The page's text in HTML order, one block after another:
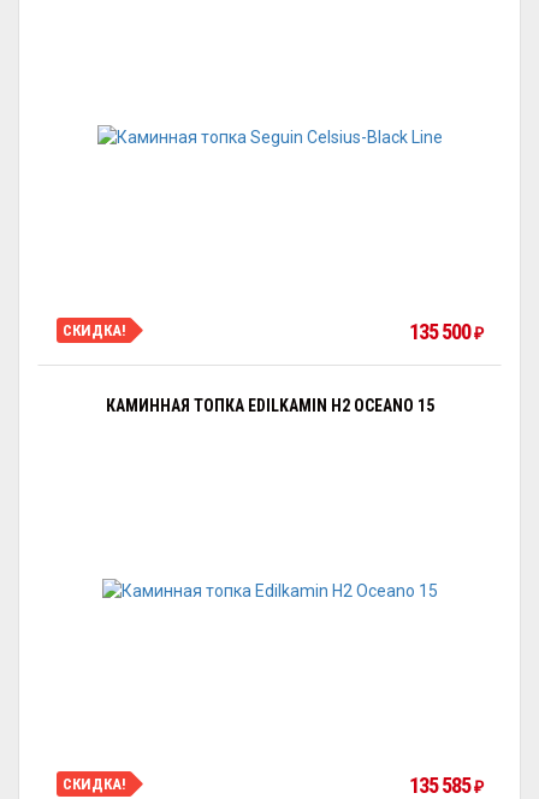
СКИДКА! 135 500₽
КАМИННАЯ ТОПКА EDILKAMIN H2 OCEANO 15
СКИДКА! 135 585₽